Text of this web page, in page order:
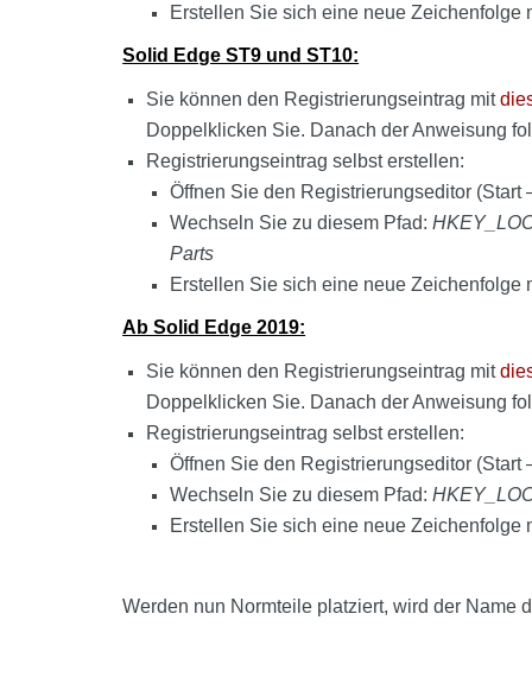
Erstellen Sie sich eine neue Zeichenfolge
Solid Edge ST9 und ST10:
Sie können den Registrierungseintrag mit
Doppelklicken Sie. Danach der Anweisung
Registrierungseintrag selbst erstellen:
Öffnen Sie den Registrierungseditor (Start
Wechseln Sie zu diesem Pfad:
Parts
Erstellen Sie sich eine neue Zeichenfolge
Ab Solid Edge 2019:
Sie können den Registrierungseintrag mit
Doppelklicken Sie. Danach der Anweisung
Registrierungseintrag selbst erstellen:
Öffnen Sie den Registrierungseditor (Start
Wechseln Sie zu diesem Pfad:
Erstellen Sie sich eine neue Zeichenfolge
​Werden nun Normteile platziert, wird der Name